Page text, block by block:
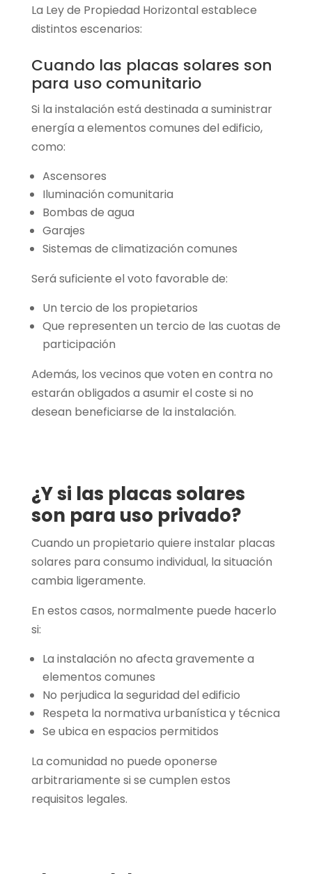
La Ley de Propiedad Horizontal establece
distintos escenarios:
Cuando las placas solares son
para uso comunitario
Si la instalación está destinada a suministrar
energía a elementos comunes del edificio,
como:
Ascensores
Iluminación comunitaria
Bombas de agua
Garajes
Sistemas de climatización comunes
Será suficiente el voto favorable de:
Un tercio de los propietarios
Que representen un tercio de las cuotas de
participación
Además, los vecinos que voten en contra no
estarán obligados a asumir el coste si no
desean beneficiarse de la instalación.
¿Y si las placas solares
son para uso privado?
Cuando un propietario quiere instalar placas
solares para consumo individual, la situación
cambia ligeramente.
En estos casos, normalmente puede hacerlo
si:
La instalación no afecta gravemente a
elementos comunes
No perjudica la seguridad del edificio
Respeta la normativa urbanística y técnica
Se ubica en espacios permitidos
La comunidad no puede oponerse
arbitrariamente si se cumplen estos
requisitos legales.